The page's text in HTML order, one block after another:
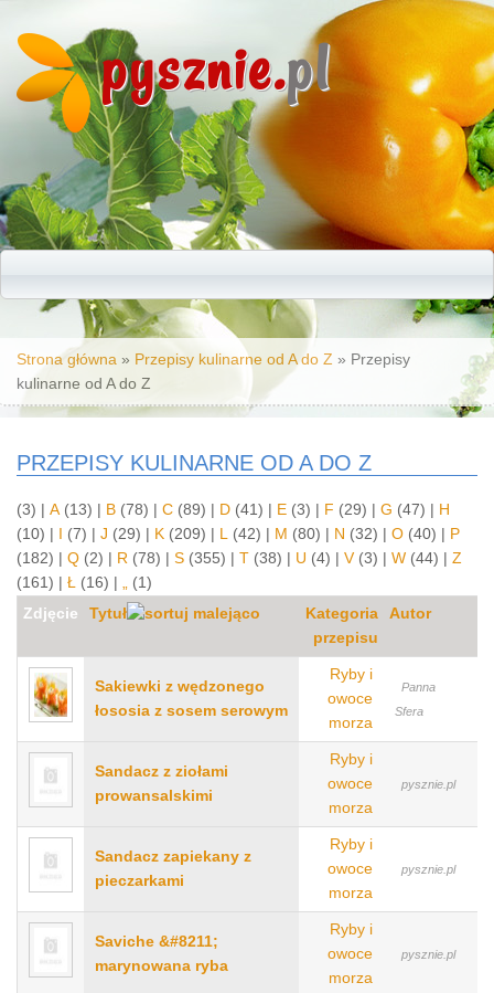
pysznie.pl
Jesteś tutaj
Strona główna » Przepisy kulinarne od A do Z » Przepisy
kulinarne od A do Z
PRZEPISY KULINARNE OD A DO Z
(3) A(13) B (78) C (89) D (41) E (3) F (29) G (47)
H
(10)
(7) J (29) K (209) L (42) M (80) N (32) O (40)
P
(182)
Q (2) R (78) S (355) T (38) U (4) V(3) W (44)
Z
(161)
Ł (16) „ (1)
Zdjęcie
Tytuł
Kategoria
przepisu
Autor
Sakiewki z wędzonego
łososia z sosem serowym
Ryby i
owoce
morza
Panna
Sfera
Sandacz z ziołami
prowansalskimi
Ryby i
owoce
morza
pysznie.pl
Sandacz zapiekany z
pieczarkami
Ryby i
owoce
morza
pysznie.pl
Saviche &#8211;
marynowana ryba
Ryby i
owoce
morza
pysznie.pl